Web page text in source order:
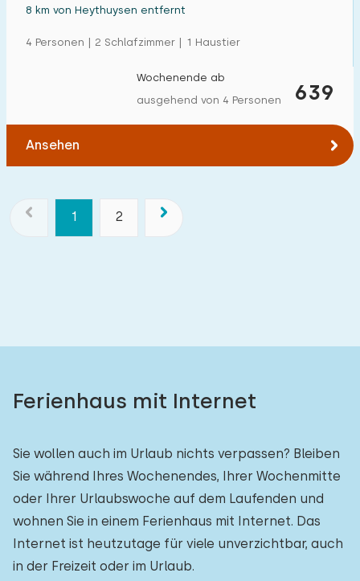
8 km von Heythuysen entfernt
4 Personen | 2 Schlafzimmer | 1 Haustier
639
Wochenende ab
ausgehend von 4 Personen
Ansehen
1 2
Ferienhaus mit Internet
Sie wollen auch im Urlaub nichts verpassen? Bleiben
Sie während Ihres Wochenendes, Ihrer Wochenmitte
oder Ihrer Urlaubswoche auf dem Laufenden und
wohnen Sie in einem Ferienhaus mit Internet. Das
Internet ist heutzutage für viele unverzichtbar, auch
in der Freizeit oder im Urlaub.